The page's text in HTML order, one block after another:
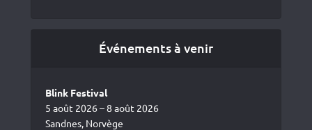
Événements à venir
Blink Festival
5 août 2026 – 8 août 2026
Sandnes, Norvège